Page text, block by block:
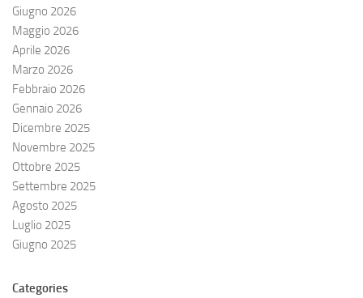
Giugno 2026
Maggio 2026
Aprile 2026
Marzo 2026
Febbraio 2026
Gennaio 2026
Dicembre 2025
Novembre 2025
Ottobre 2025
Settembre 2025
Agosto 2025
Luglio 2025
Giugno 2025
Categories